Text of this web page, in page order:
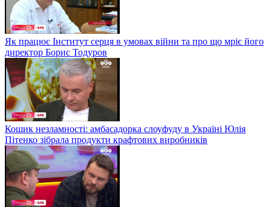
Як працює Інститут серця в умовах війни та про що мріє його
директор Борис Тодуров
Кошик незламності: амбасадорка слоуфуду в Україні Юлія
Пітенко зібрала продукти крафтових виробників